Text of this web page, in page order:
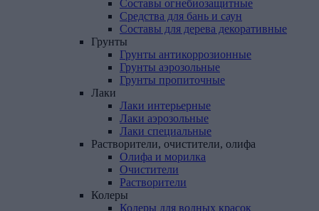
Составы огнебиозащитные
Средства для бань и саун
Составы для дерева декоративные
Грунты
Грунты антикоррозионные
Грунты аэрозольные
Грунты пропиточные
Лаки
Лаки интерьерные
Лаки аэрозольные
Лаки специальные
Растворители, очистители, олифа
Олифа и морилка
Очистители
Растворители
Колеры
Колеры для водных красок